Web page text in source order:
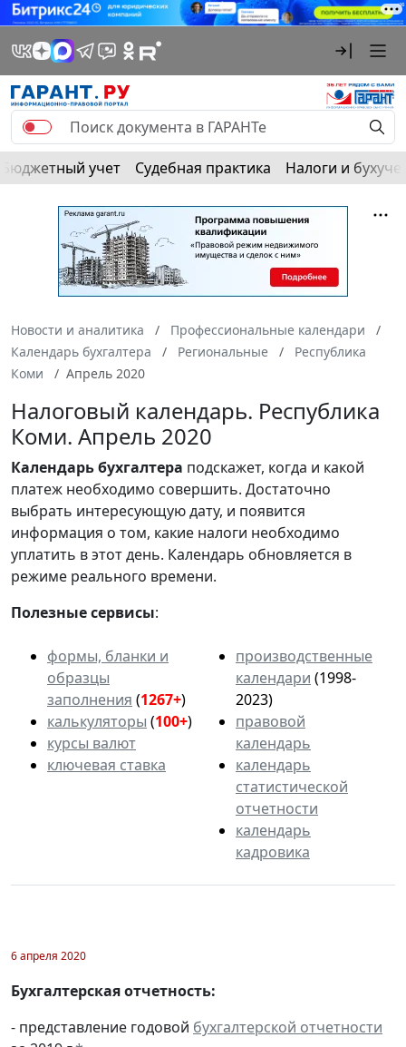
Бюджетный учет Судебная практика Налоги и
Новости и аналитика
Профессиональные календари
Календарь бухгалтера
Региональные
Республика
Коми
Апрель 2020
Налоговый календарь. Республика
Коми. Апрель 2020
Календарьбухгалтера подскажет, когда и какой
платеж необходимо совершить. Достаточно
выбрать интересующую дату, и появится
информация о том, какие налоги необходимо
уплатить в этот день. Календарь обновляется в
режиме реального времени.
Полезные сервисы:
формы, бланки и
образцы
заполнения (1267+)
калькуляторы (100+)
курсы валют
ключевая ставка
производственные
календари (1998-
2023)
правовой
календарь
календарь
статистической
отчетности
календарь
кадровика
6 апреля 2020
Бухгалтерская отчетность:
- представление годовой бухгалтерской отчетности